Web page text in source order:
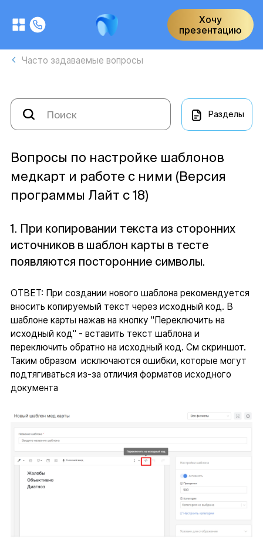
Хочу
презентацию
Часто задаваемые вопросы
Разделы
Вопросы по настройке шаблонов
медкарт и работе с ними (Версия
программы Лайт с 18)
1. При копировании текста из сторонних
источников в шаблон карты в тесте
появляются посторонние символы.
ОТВЕТ: При создании нового шаблона рекомендуется
вносить копируемый текст через исходный код. В
шаблоне карты нажав на кнопку "Переключить на
исходный код" - вставить текст шаблона и
переключить обратно на исходный код. См скриншот.
Таким образом исключаются ошибки, которые могут
подтягиваться из-за отличия форматов исходного
документа